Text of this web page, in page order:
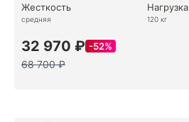
Жесткость
средняя
Нагрузка
120 кг
32 970 ₽ 52%
68 700 ₽